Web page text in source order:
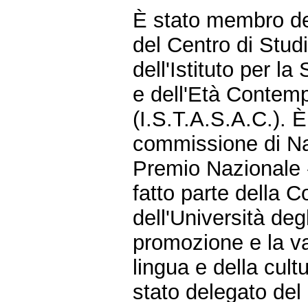
È stato membro
del Centro di
dell'Istituto per la
e dell'Età
(I.S.T.A.S.A.C.).
commissione di
Premio
fatto parte della
dell'Università
promozione e la
lingua e della
stato delegato del